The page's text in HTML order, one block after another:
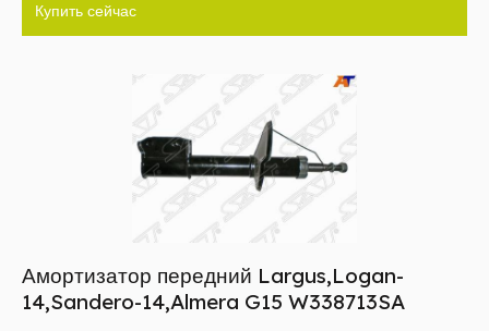
Купить сейчас
Амортизатор передний Largus,Logan-
14,Sandero-14,Almera G15 W338713SA